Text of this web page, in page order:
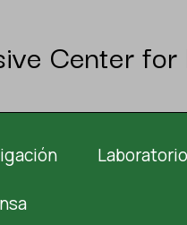
Center